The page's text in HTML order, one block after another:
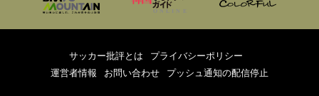
サッカー批評とは
プライバシーポリシー
運営者情報
お問い合わせ プッシュ通知の配信停止